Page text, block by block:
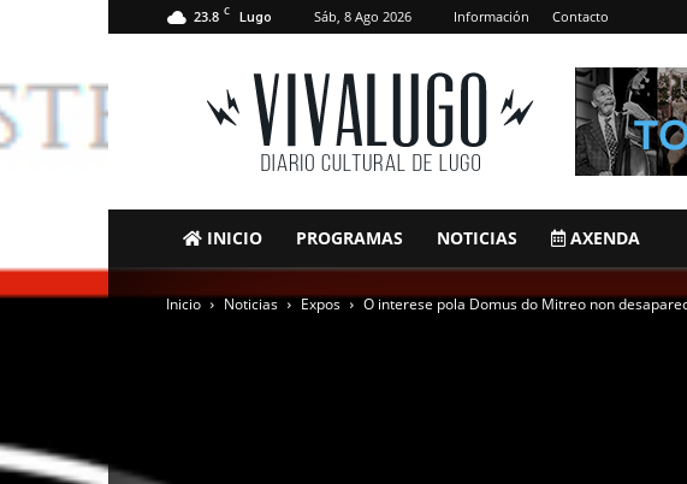
23.8 C Lugo Sáb, 8 Ago 2026 Información Contacto
VivaLugo
INICIO PROGRAMAS NOTICIAS AXENDA
Inicio Noticias Expos O interese pola Domus do Mitreo non